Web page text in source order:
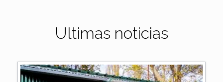
Ultimas noticias